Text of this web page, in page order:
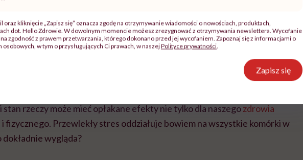
się dzieje w organizmie?
reakcją organizmu na trudności lub zagrożenia. W momencie doświadczania
nic nam nie grozi. Taki stres bywa pomocny, szczególnie w sytuacji
rzeczy może mieć opłakane efekty nie tylko dla naszegozdrowia
i fizycznego. Przewlekły stres oddziałuje bowiem na wszystkie komórki w
wygląda?
oraz kliknięcie „Zapisz się” oznacza zgodę na otrzymywanie wiadomości o nowościach, produktach,
dot. Hello Zdrowie. W dowolnym momencie możesz zrezygnować z otrzymywania newslettera. Wycofanie
na zgodność z prawem przetwarzania, którego dokonano przed jej wycofaniem. Zapoznaj się z informacjami o
w tym o przysługujących Ci prawach, w naszejPolityce prywatności.
Zapisz się